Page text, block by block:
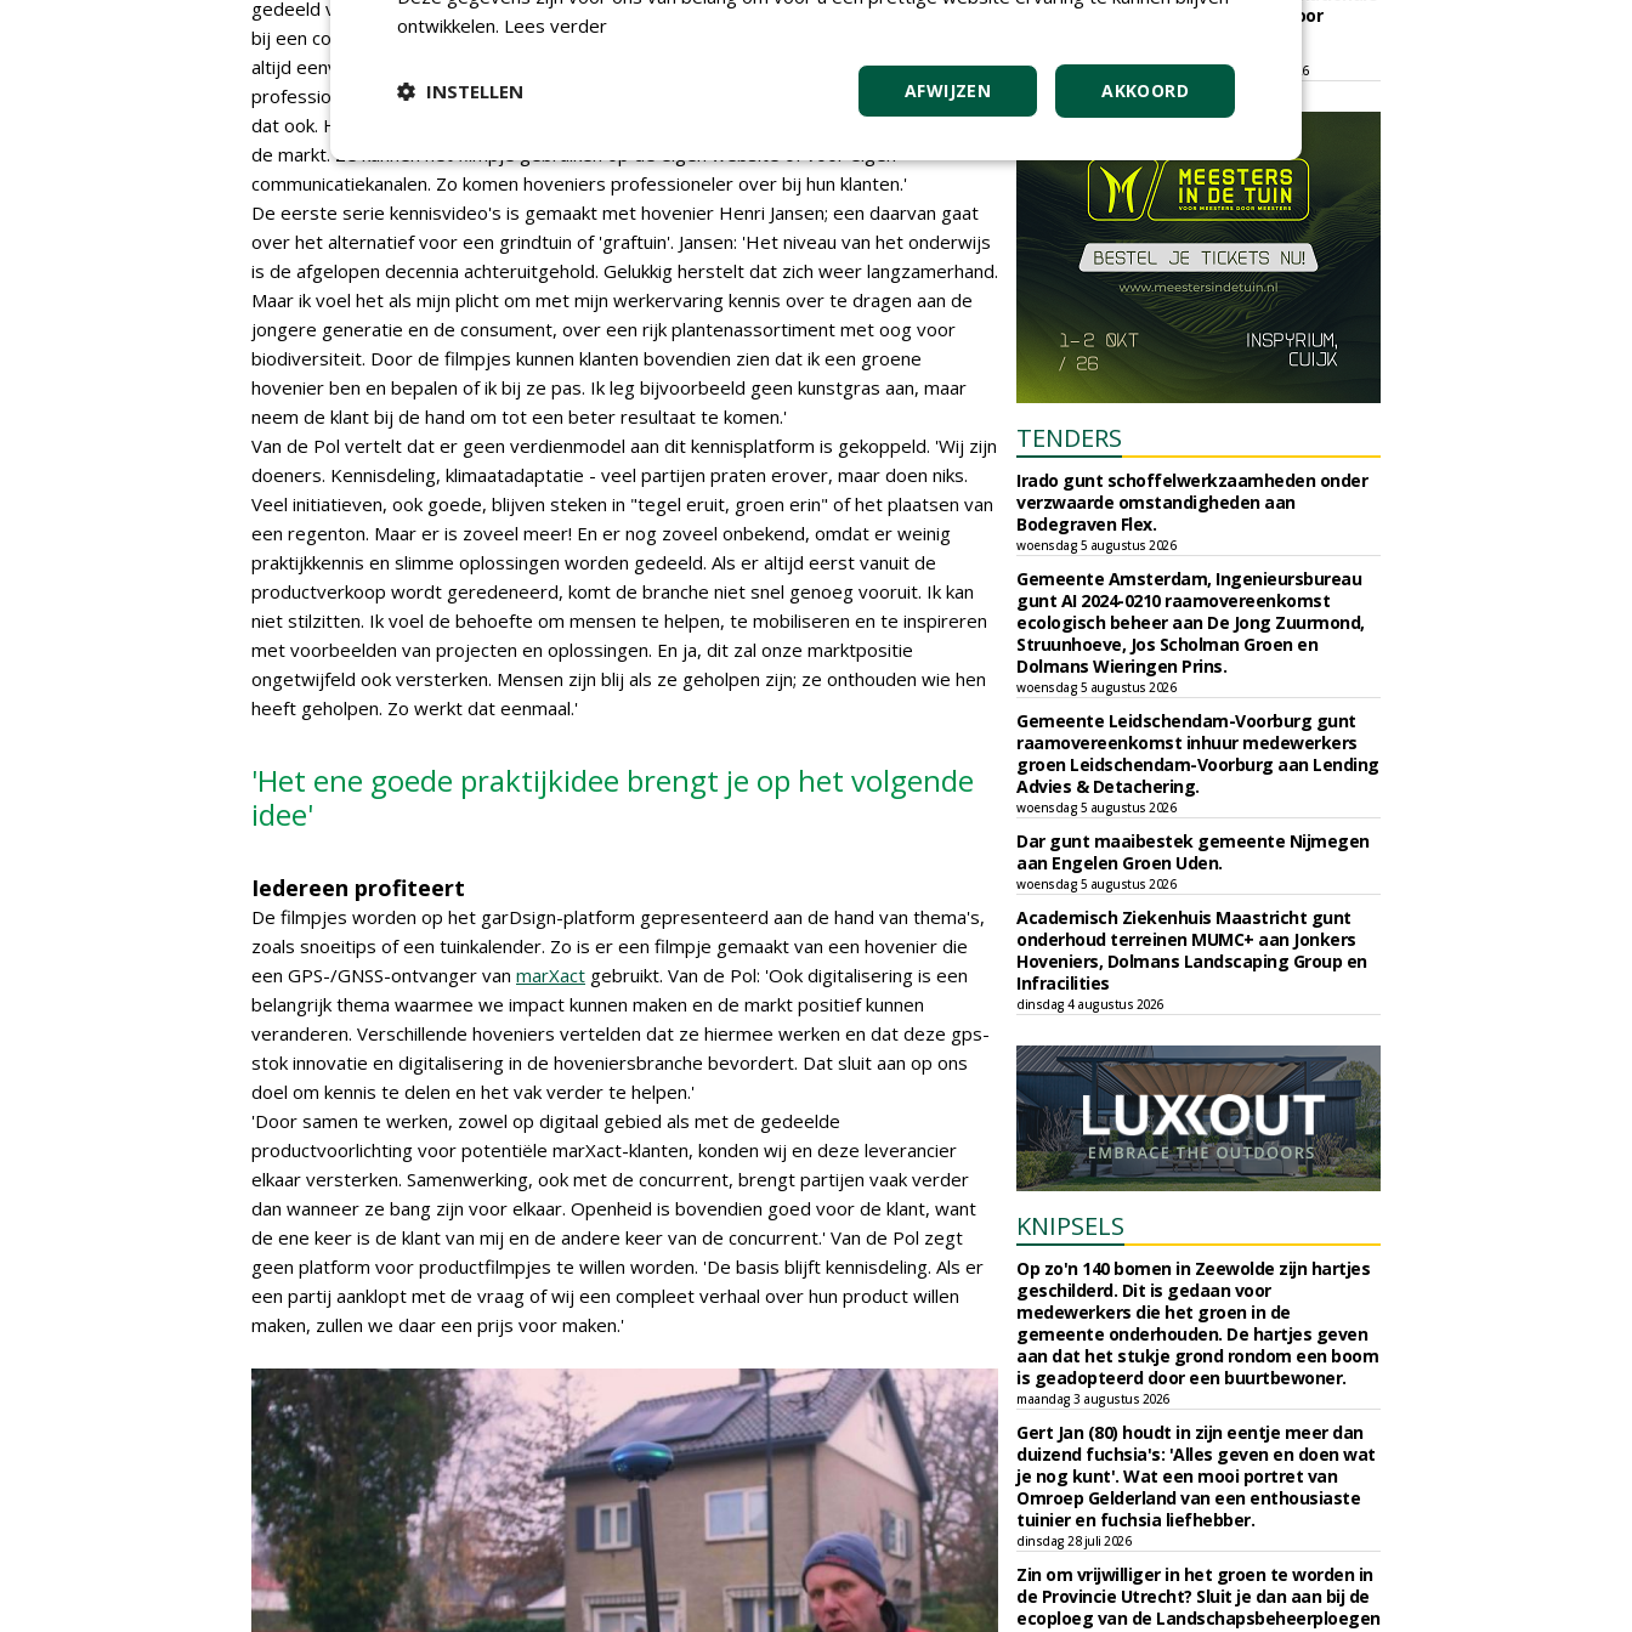
gedeeld vanuit de praktijk. Voor andere hoveniers zijn de filmpjes interessant om ideeën
bij een collega te kunnen opdoen. Sommige hoveniers leven op een eiland; het is niet
altijd eenvoudig om even bij een collega in de keuken te kijken. Maar zo werkt het wel: als
professional kom je door het ene idee op een volgend idee. Voor een consument geldt
dat ook. Hoveniers die een projectfilmpje opnemen, maken zich bovendien zichtbaar in
de markt. Ze kunnen het filmpje gebruiken op de eigen website of voor eigen
communicatiekanalen. Zo komen hoveniers professioneler over bij hun klanten.'
De eerste serie kennisvideo's is gemaakt met hovenier Henri Jansen; een daarvan gaat
over het alternatief voor een grindtuin of 'graftuin'. Jansen: 'Het niveau van het onderwijs
is de afgelopen decennia achteruitgehold. Gelukkig herstelt dat zich weer langzamerhand.
Maar ik voel het als mijn plicht om met mijn werkervaring kennis over te dragen aan de
jongere generatie en de consument, over een rijk plantenassortiment met oog voor
biodiversiteit. Door de filmpjes kunnen klanten bovendien zien dat ik een groene
hovenier ben en bepalen of ik bij ze pas. Ik leg bijvoorbeeld geen kunstgras aan, maar
neem de klant bij de hand om tot een beter resultaat te komen.'
Van de Pol vertelt dat er geen verdienmodel aan dit kennisplatform is gekoppeld. 'Wij zijn
doeners. Kennisdeling, klimaatadaptatie - veel partijen praten erover, maar doen niks.
Veel initiatieven, ook goede, blijven steken in "tegel eruit, groen erin" of het plaatsen van
een regenton. Maar er is zoveel meer! En er nog zoveel onbekend, omdat er weinig
praktijkkennis en slimme oplossingen worden gedeeld. Als er altijd eerst vanuit de
productverkoop wordt geredeneerd, komt de branche niet snel genoeg vooruit. Ik kan
niet stilzitten. Ik voel de behoefte om mensen te helpen, te mobiliseren en te inspireren
met voorbeelden van projecten en oplossingen. En ja, dit zal onze marktpositie
ongetwijfeld ook versterken. Mensen zijn blij als ze geholpen zijn; ze onthouden wie hen
heeft geholpen. Zo werkt dat eenmaal.'
'Het ene goede praktijkidee brengt je op het volgende
idee'
Iedereen profiteert
De filmpjes worden op het garDsign-platform gepresenteerd aan de hand van thema's,
zoals snoeitips of een tuinkalender. Zo is er een filmpje gemaakt van een hovenier die
een GPS-/GNSS-ontvanger van marXact gebruikt. Van de Pol: 'Ook digitalisering is een
belangrijk thema waarmee we impact kunnen maken en de markt positief kunnen
veranderen. Verschillende hoveniers vertelden dat ze hiermee werken en dat deze gps-
stok innovatie en digitalisering in de hoveniersbranche bevordert. Dat sluit aan op ons
doel om kennis te delen en het vak verder te helpen.'
'Door samen te werken, zowel op digitaal gebied als met de gedeelde
productvoorlichting voor potentiële marXact-klanten, konden wij en deze leverancier
elkaar versterken. Samenwerking, ook met de concurrent, brengt partijen vaak verder
dan wanneer ze bang zijn voor elkaar. Openheid is bovendien goed voor de klant, want
de ene keer is de klant van mij en de andere keer van de concurrent.' Van de Pol zegt
geen platform voor productfilmpjes te willen worden. 'De basis blijft kennisdeling. Als er
een partij aanklopt met de vraag of wij een compleet verhaal over hun product willen
maken, zullen we daar een prijs voor maken.'
ontmoetingsplek voor
t/m vrijdag 18 september 2026
TENDERS
Irado gunt schoffelwerkzaamheden onder
verzwaarde omstandigheden aan
Bodegraven Flex.
woensdag 5 augustus 2026
Gemeente Amsterdam, Ingenieursbureau
gunt AI 2024-0210 raamovereenkomst
ecologisch beheer aan De Jong Zuurmond,
Struunhoeve, Jos Scholman Groen en
Dolmans Wieringen Prins.
woensdag 5 augustus 2026
Gemeente Leidschendam-Voorburg gunt
raamovereenkomst inhuur medewerkers
groen Leidschendam-Voorburg aan Lending
Advies & Detachering.
woensdag 5 augustus 2026
Dar gunt maaibestek gemeente Nijmegen
aan Engelen Groen Uden.
woensdag 5 augustus 2026
Academisch Ziekenhuis Maastricht gunt
onderhoud terreinen MUMC+ aan Jonkers
Hoveniers, Dolmans Landscaping Group en
Infracilities
dinsdag 4 augustus 2026
KNIPSELS
Op zo'n 140 bomen in Zeewolde zijn hartjes
geschilderd. Dit is gedaan voor
medewerkers die het groen in de
gemeente onderhouden. De hartjes geven
aan dat het stukje grond rondom een boom
is geadopteerd door een buurtbewoner.
maandag 3 augustus 2026
Gert Jan (80) houdt in zijn eentje meer dan
duizend fuchsia's: 'Alles geven en doen wat
je nog kunt'. Wat een mooi portret van
Omroep Gelderland van een enthousiaste
tuinier en fuchsia liefhebber.
dinsdag 28 juli 2026
Zin om vrijwilliger in het groen te worden in
de Provincie Utrecht? Sluit je dan aan bij de
ecoploeg van de Landschapsbeheerploegen
ontwikkelen. Lees verder
AKKOORD
AFWIJZEN
INSTELLEN